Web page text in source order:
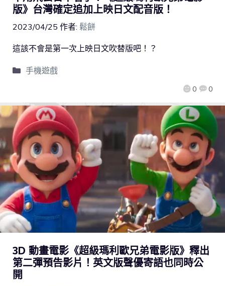
版》台灣確定追加上映日文配音版！
2023/04/25 作者: 鬆餅
0 0
這該不會是第一次上映日文吹替版吧！？
手機遊戲
3D 動畫電影《超級瑪利歐兄弟電影版》釋出
第二彈預告影片！英文版聲優寄語也同時公
開